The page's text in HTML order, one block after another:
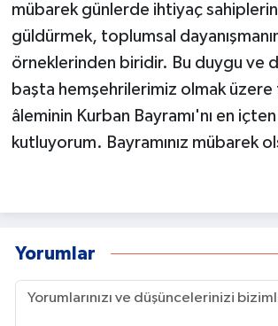
mübarek günlerde ihtiyaç
güldürmek, toplumsal
örneklerinden biridir. Bu duygu ve
başta hemşehrilerimiz olmak üzere
âleminin Kurban Bayramı'nı en
kutluyorum. Bayramınız mübarek
Yorumlar